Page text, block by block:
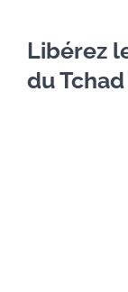
Libérez
du Tchad